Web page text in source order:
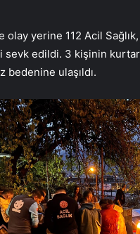
olay yerine 112 Acil
edildi. 3 kişinin
bedenine ulaşıldı.